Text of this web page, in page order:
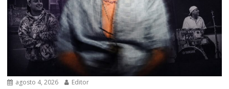
agosto 4, 2026 Editor